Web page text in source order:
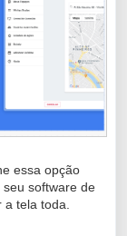
essa opção
software de
tela toda.